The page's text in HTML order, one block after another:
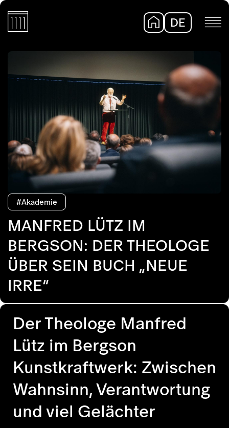
DE
#Akademie
MANFRED LÜTZ IM
BERGSON: DER THEOLOGE
ÜBER SEIN BUCH „NEUE
IRRE“
Der Theologe Manfred
Lütz im Bergson
Kunstkraftwerk: Zwischen
Wahnsinn, Verantwortung
und viel Gelächter